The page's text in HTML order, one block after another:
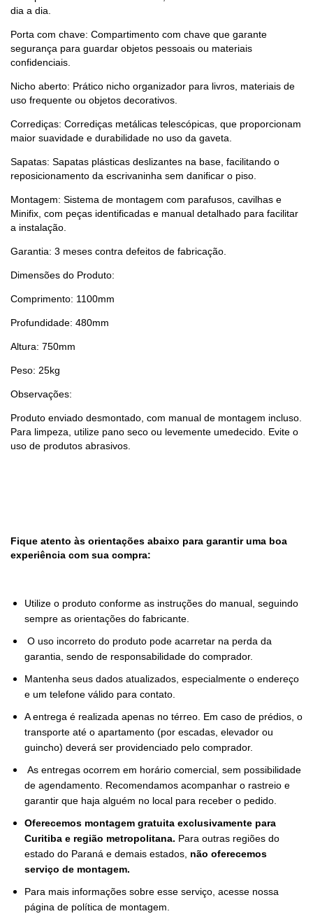
dia a dia.
Porta com chave: Compartimento com chave que garante
segurança para guardar objetos pessoais ou materiais
confidenciais.
Nicho aberto: Prático nicho organizador para livros, materiais de
uso frequente ou objetos decorativos.
Corrediças: Corrediças metálicas telescópicas, que proporcionam
maior suavidade e durabilidade no uso da gaveta.
Sapatas: Sapatas plásticas deslizantes na base, facilitando o
reposicionamento da escrivaninha sem danificar o piso.
Montagem: Sistema de montagem com parafusos, cavilhas e
Minifix, com peças identificadas e manual detalhado para facilitar
a instalação.
Garantia: 3 meses contra defeitos de fabricação.
Dimensões do Produto:
Comprimento: 1100mm
Profundidade: 480mm
Altura: 750mm
Peso: 25kg
Observações:
Produto enviado desmontado, com manual de montagem incluso.
Para limpeza, utilize pano seco ou levemente umedecido. Evite o
uso de produtos abrasivos.
Fique atento às orientações abaixo para garantir uma boa
experiência com sua compra:
Utilize o produto conforme as instruções do manual, seguindo
sempre as orientações do fabricante.
O uso incorreto do produto pode acarretar na perda da
garantia, sendo de responsabilidade do comprador.
Mantenha seus dados atualizados, especialmente o endereço
e um telefone válido para contato.
A entrega é realizada apenas no térreo. Em caso de prédios, o
transporte até o apartamento (por escadas, elevador ou
guincho) deverá ser providenciado pelo comprador.
As entregas ocorrem em horário comercial, sem possibilidade
de agendamento. Recomendamos acompanhar o rastreio e
garantir que haja alguém no local para receber o pedido.
Oferecemos montagem gratuita exclusivamente para
Curitiba e região metropolitana. Para outras regiões do
estado do Paraná e demais estados, não oferecemos
serviço de montagem.
Para mais informações sobre esse serviço, acesse nossa
página de política de montagem.